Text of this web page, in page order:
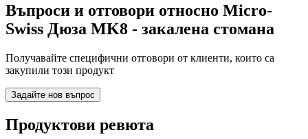
Въпроси и отговори относно Micro-
Swiss Дюза MK8 - закалена стомана
Получавайте специфични отговори от клиенти, които са
закупили този продукт
Задайте нов въпрос
Продуктови ревюта